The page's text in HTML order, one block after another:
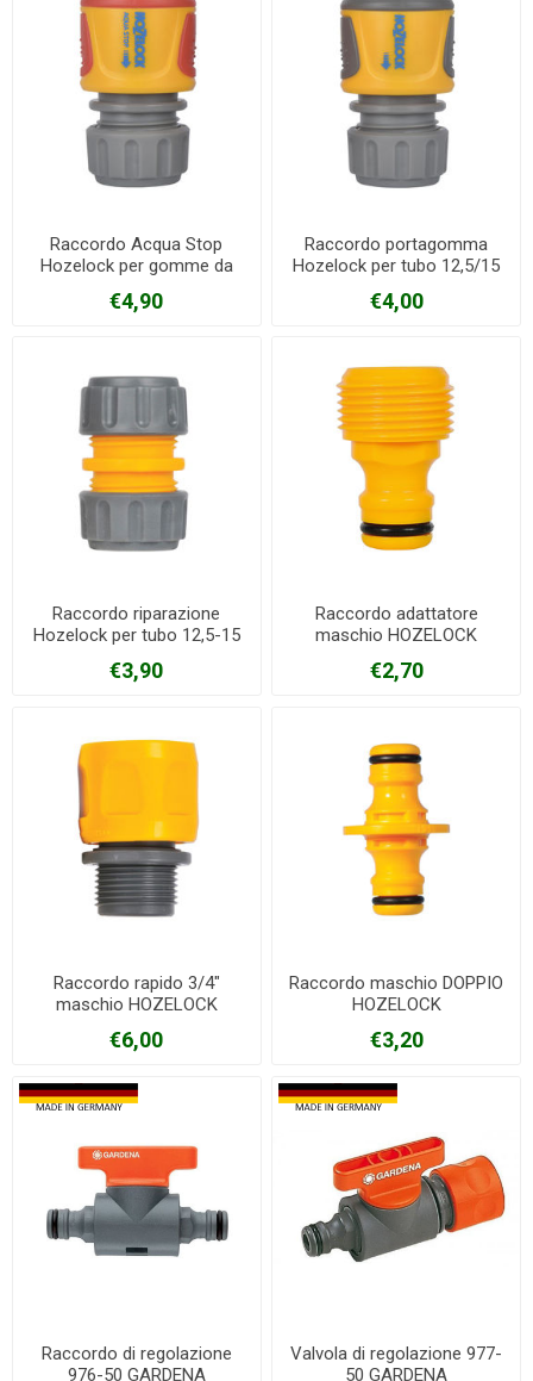
Raccordo Acqua Stop
Hozelock per gomme da
€4,90
Raccordo portagomma
Hozelock per tubo 12,5/15
€4,00
Raccordo riparazione
Hozelock per tubo 12,5-15
€3,90
Raccordo adattatore
maschio HOZELOCK
€2,70
Raccordo rapido 3/4"
maschio HOZELOCK
€6,00
Raccordo maschio DOPPIO
HOZELOCK
€3,20
Raccordo di regolazione
976-50 GARDENA
Valvola di regolazione 977-
50 GARDENA